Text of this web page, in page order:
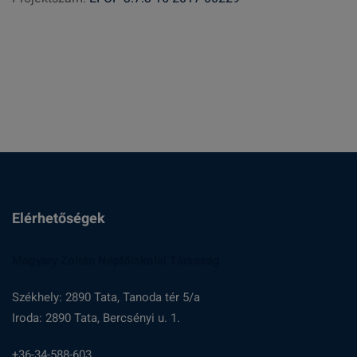
Elérhetőségek
Székhely: 2890 Tata, Tanoda tér 5/a
Iroda: 2890 Tata, Bercsényi u. 1.